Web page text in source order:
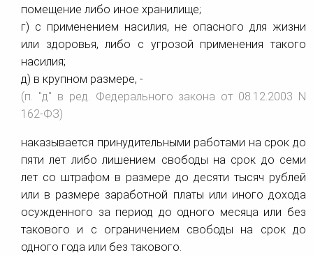
помещение либо иное хранилище;
г) с применением насилия, не опасного для жизни
или здоровья, либо с угрозой применения такого
насилия;
д) в крупном размере, -
(п. "д" в ред. Федерального закона от 08.12.2003 N
162-ФЗ)
наказывается принудительными работами на срок до
пяти лет либо лишением свободы на срок до семи
лет со штрафом в размере до десяти тысяч рублей
или в размере заработной платы или иного дохода
осужденного за период до одного месяца или без
такового и с ограничением свободы на срок до
одного года или без такового.